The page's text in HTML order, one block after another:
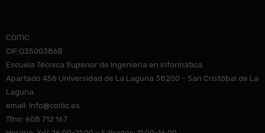
COITIC
CIF:Q3500386B
Escuela Técnica Superior de Ingeniería en Informática.
Apartado 456 Universidad de La Laguna 38200 – San Cristóbal de La
Laguna.
email: info@coitic.es
Tfno: 608 712 167